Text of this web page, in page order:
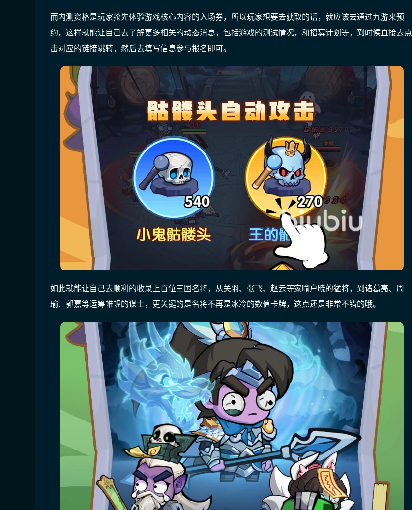
而内测资格是玩家抢先体验游戏核心内容的入场券，所以玩家想要去获取的话，就应该去通过九游来预
约，这样就能让自己去了解更多相关的动态消息，包括游戏的测试情况，和招募计划等，到时候直接去点
击对应的链接跳转，然后去填写信息参与报名即可。
如此就能让自己去顺利的收录上百位三国名将，从关羽、张飞、赵云等家喻户晓的猛将，到诸葛亮、周
瑜、郭嘉等运筹帷幄的谋士，更关键的是名将不再是冰冷的数值卡牌，这点还是非常不错的哦。